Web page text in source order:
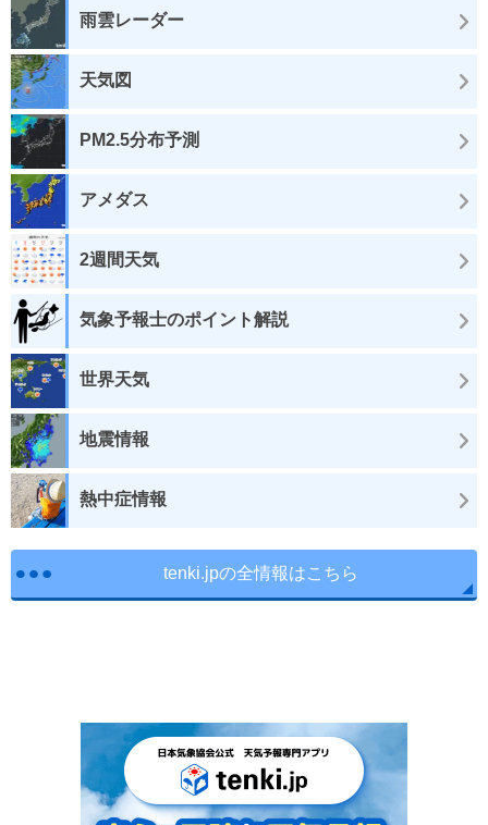
雨雲レーダー
天気図
PM2.5分布予測
アメダス
2週間天気
気象予報士のポイント解説
世界天気
地震情報
熱中症情報
tenki.jpの全情報はこちら